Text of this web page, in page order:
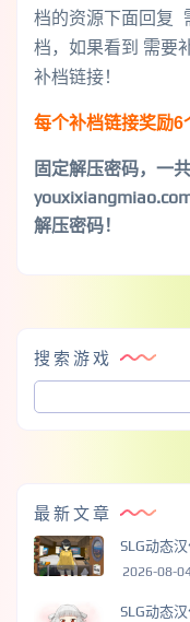
档的资源下面回复
档，如果看到 需要
补档链接！
每个补档链接奖励6
固定解压密码，一共
解压密码！
搜索游戏
最新文章
SLG动态
2026-08-
SLG动态